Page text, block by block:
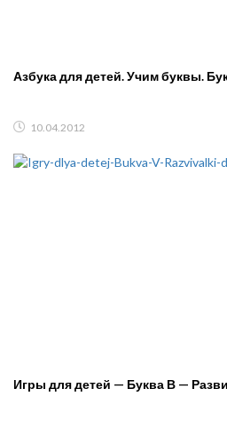
Азбука для детей. Учим буквы.
10.04.2012
Игры для детей — Буква В —